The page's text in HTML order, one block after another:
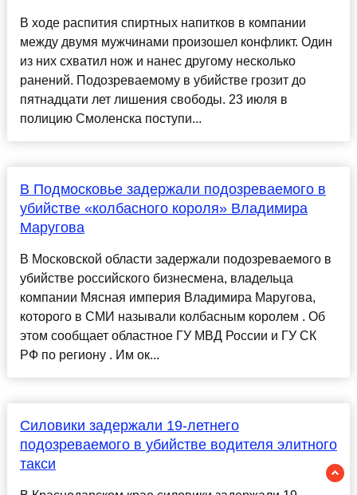
В ходе распития спиртных напитков в компании
между двумя мужчинами произошел конфликт. Один
из них схватил нож и нанес другому несколько
ранений. Подозреваемому в убийстве грозит до
пятнадцати лет лишения свободы. 23 июля в
полицию Смоленска поступи...
В Подмосковье задержали подозреваемого в
убийстве «колбасного короля» Владимира
Маругова
В Московской области задержали подозреваемого в
убийстве российского бизнесмена, владельца
компании Мясная империя Владимира Маругова,
которого в СМИ называли колбасным королем . Об
этом сообщает областное ГУ МВД России и ГУ СК
РФ по региону . Им ок...
Силовики задержали 19-летнего
подозреваемого в убийстве водителя элитного
такси